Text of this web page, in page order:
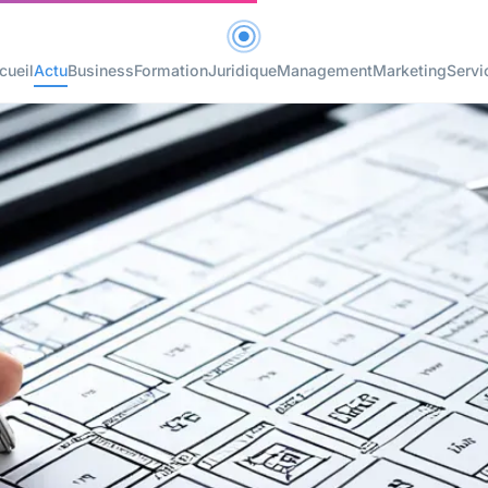
ActuBusinessFormationJuridiqueManagementMarketing